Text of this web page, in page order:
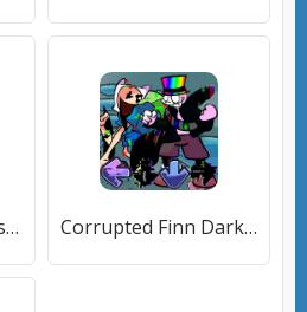
A Diary Of Darkness (А Дайри Оф Даркнесс) [МОД Все открыто] APK Android Corrupted Finn Darkness Battle (ФНФ Финн Пибби Корруптед Мод) [МОД Бесконечные монеты] APK Android